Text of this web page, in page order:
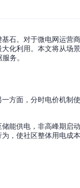
石。对于微电网运营
化利用。本文将从场
务。
方面，分时电价机制
能供电，非高峰期启
，使社区整体用电成